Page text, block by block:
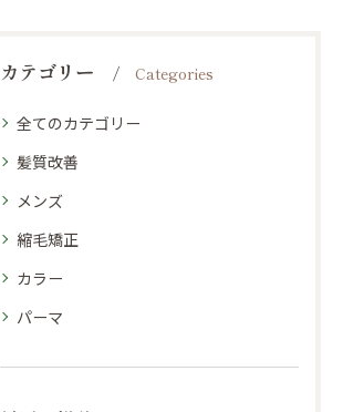
カテゴリー Categories
全てのカテゴリー
髪質改善
メンズ
縮毛矯正
カラー
パーマ